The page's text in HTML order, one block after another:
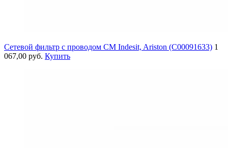
Сетевой фильтр с проводом СМ Indesit, Ariston (C00091633) 1
067,00 руб. Купить